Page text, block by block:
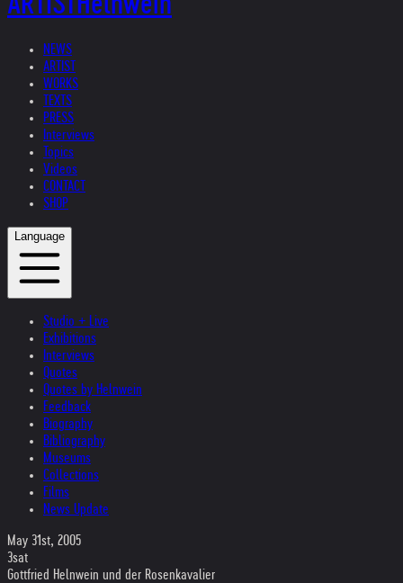
NEWS
ARTIST
WORKS
TEXTS
PRESS
Interviews
Topics
Videos
CONTACT
SHOP
Language
Studio + Live
Exhibitions
Interviews
Quotes
Quotes by Helnwein
Feedback
Biography
Bibliography
Museums
Collections
Films
News Update
May 31st, 2005
3sat
Gottfried Helnwein und der Rosenkavalier